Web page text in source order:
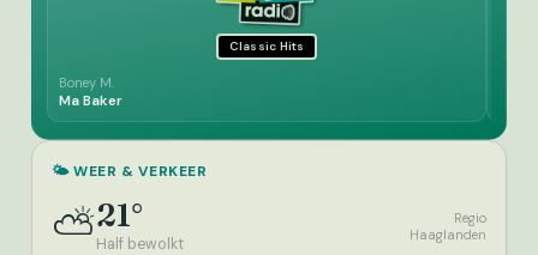
Classic Hits
Boney M.
Ma Baker
🌤️ WEER & VERKEER
⛅21°
Half bewolkt
Regio
Haaglanden